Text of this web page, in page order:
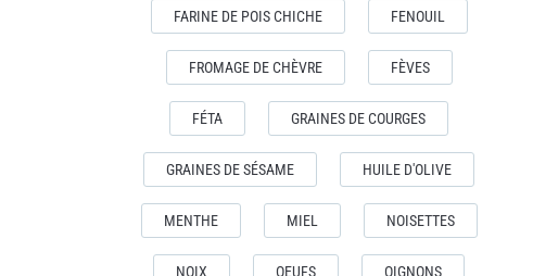
FARINE DE POIS CHICHE FENOUIL
FROMAGE DE CHÈVRE FÈVES
FÉTA GRAINES DE COURGES
GRAINES DE SÉSAME HUILE D'OLIVE
MENTHE MIEL NOISETTES
NOIX OEUFS OIGNONS